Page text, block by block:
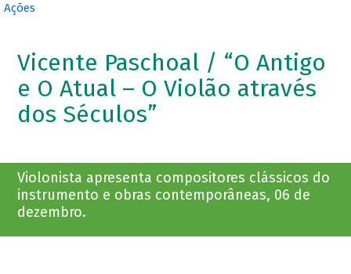
Ações
Vicente Paschoal / “O Antigo
e O Atual – O Violão através
dos Séculos”
Violonista apresenta compositores clássicos do
instrumento e obras contemporâneas, 06 de
dezembro.